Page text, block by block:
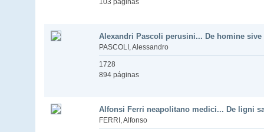
Alexandri Pascoli perusini... De homine
PASCOLI, Alessandro
1728
894 páginas
Alfonsi Ferri neapolitano medici... De ligni
FERRI, Alfonso